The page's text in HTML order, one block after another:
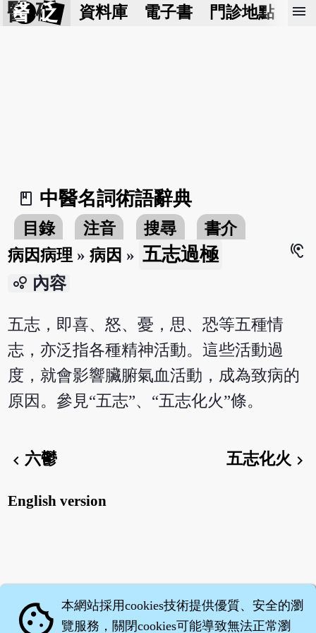
醫 砭 資料庫 電子書 門診地點 預
menu
book_2
中醫名詞術語辭典
目錄 注音 搜尋
書介
病因病理 »病因 » 五志過極
hearing
bubble_chart 內容
五志，即喜、怒、憂，思、恐等五種情
志，亦泛指各種精神活動。這些活動過
度，就會影響臟腑氣血活動，成為致病的
原因。參見“五志”、“五志化火”條。
chevron_left六鬱 五志化火chevron_right
English version
cookie 本網站採用cookies技術提供優質、安全的瀏
覽服務，關閉cookies可能導致無法正常瀏